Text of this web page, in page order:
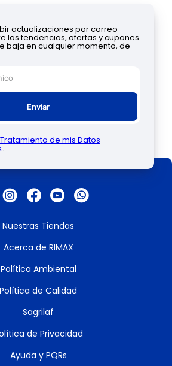
actualizaciones por correo
las tendencias, ofertas y cupones
baja en cualquier momento, de
Enviar
Tratamiento de mis Datos
.
Nuestras Tiendas
Acerca de RIMAX
Política Ambiental
Política de Calidad
Sagrilaf
de Privacidad
Ayuda y PQRs